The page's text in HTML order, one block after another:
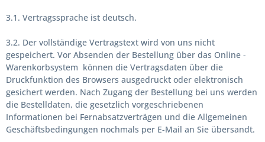
3.1. Vertragssprache ist deutsch.
3.2. Der vollständige Vertragstext wird von uns nicht
gespeichert. Vor Absenden der Bestellung über das Online -
Warenkorbsystem können die Vertragsdaten über die
Druckfunktion des Browsers ausgedruckt oder elektronisch
gesichert werden. Nach Zugang der Bestellung bei uns werden
die Bestelldaten, die gesetzlich vorgeschriebenen
Informationen bei Fernabsatzverträgen und die Allgemeinen
Geschäftsbedingungen nochmals per E-Mail an Sie übersandt.